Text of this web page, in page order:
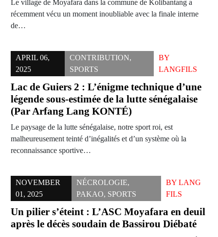
Le village de Moyafara dans la commune de Kolibantang a
récemment vécu un moment inoubliable avec la finale interne
de…
APRIL 06,
2025
CONTRIBUTION,
SPORTS
BY
LANGFILS
Lac de Guiers 2 : L’énigme technique d’une
légende sous-estimée de la lutte sénégalaise
(Par Arfang Lang KONTÉ)
Le paysage de la lutte sénégalaise, notre sport roi, est
malheureusement teinté d’inégalités et d’un système où la
reconnaissance sportive…
NOVEMBER
01, 2025
NÉCROLOGIE,
PAKAO, SPORTS
BY LANG
FILS
Un pilier s’éteint : L’ASC Moyafara en deuil
après le décès soudain de Bassirou Diébaté